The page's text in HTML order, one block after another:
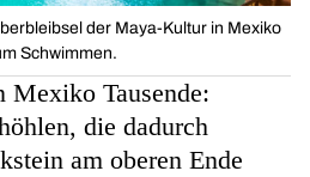
der Maya-Kultur in Mexiko
Schwimmen.
Mexiko Tausende:
die dadurch
am oberen Ende